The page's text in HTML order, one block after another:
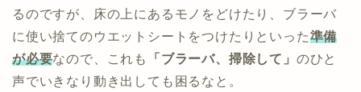
るのですが、床の上にあるモノをどけたり、ブラーバ
に使い捨てのウエットシートをつけたりといった準備
が必要なので、これも 「ブラーバ、掃除して」 のひと
声でいきなり動き出しても困るなと。